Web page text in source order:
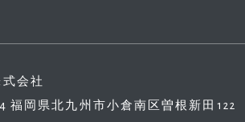
会社
福岡県北九州市小倉南区曽根新田122